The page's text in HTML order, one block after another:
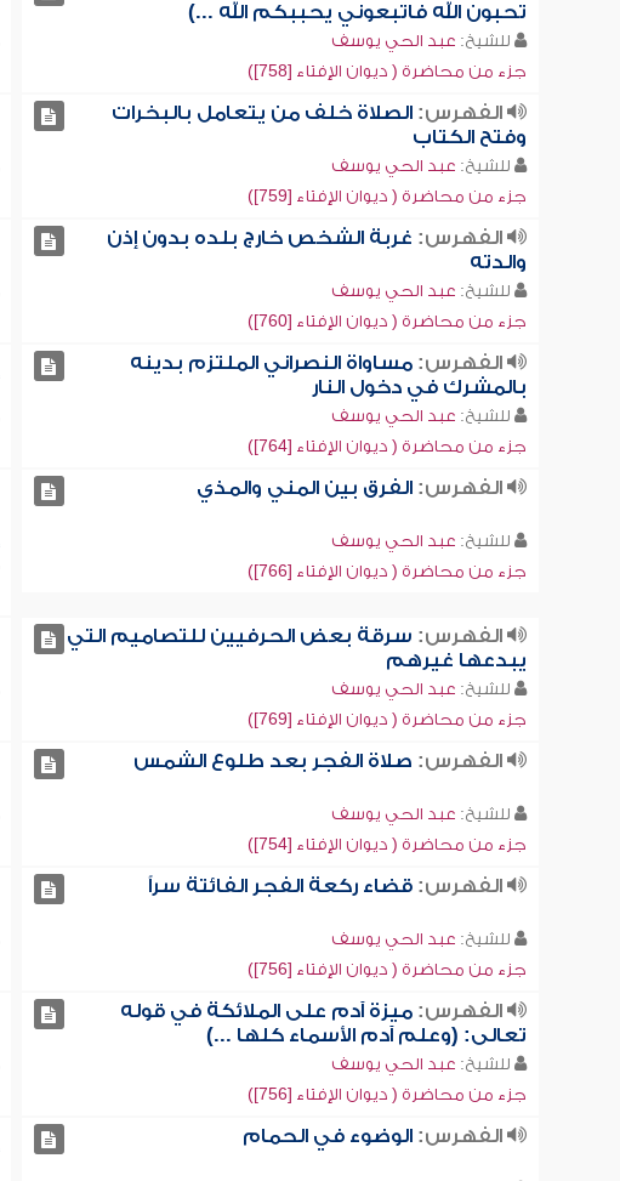
تحبون الله فاتبعوني يحببكم الله ...)
للشيخ: عبد الحي يوسف
جزء من محاضرة ( ديوان الإفتاء [758])
الفهرس:الصلاة خلف من يتعامل بالبخرات
وفتح الكتاب
للشيخ: عبد الحي يوسف
جزء من محاضرة ( ديوان الإفتاء [759])
الفهرس: غربة الشخص خارج بلده بدون إذن
والدته
للشيخ: عبد الحي يوسف
جزء من محاضرة ( ديوان الإفتاء [760])
الفهرس:مساواة النصراني الملتزم بدينه
بالمشرك في دخول النار
للشيخ: عبد الحي يوسف
جزء من محاضرة ( ديوان الإفتاء [764])
الفهرس:الفرق بين المني والمذي
للشيخ: عبد الحي يوسف
جزء من محاضرة ( ديوان الإفتاء [766])
الفهرس: سرقة بعض الحرفيين للتصاميم التي
يبدعها غيرهم
للشيخ: عبد الحي يوسف
جزء من محاضرة ( ديوان الإفتاء [769])
الفهرس: صلاة الفجر بعد طلوع الشمس
للشيخ: عبد الحي يوسف
جزء من محاضرة ( ديوان الإفتاء [754])
الفهرس:قضاء ركعة الفجر الفائتة سراً
للشيخ: عبد الحي يوسف
جزء من محاضرة ( ديوان الإفتاء [756])
الفهرس:ميزة آدم على الملائكة في قوله
تعالى: (وعلم آدم الأسماء كلها ...)
للشيخ: عبد الحي يوسف
جزء من محاضرة ( ديوان الإفتاء [756])
الفهرس:الوضوء في الحمام